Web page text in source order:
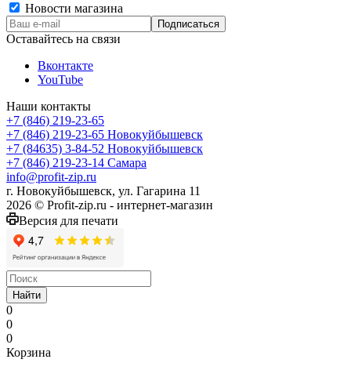
Новости магазина
Оставайтесь на связи
Вконтакте
YouTube
Наши контакты
+7 (846) 219-23-65
+7 (846) 219-23-65 Новокуйбышевск
+7 (84635) 3-84-52 Новокуйбышевск
+7 (846) 219-23-14 Самара
info@profit-zip.ru
г. Новокуйбышевск, ул. Гагарина 11
2026 © Profit-zip.ru - интернет-магазин
Версия для печати
Найти
0
0
0
Корзина